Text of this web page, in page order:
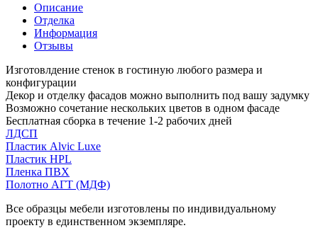
Описание
Отделка
Информация
Отзывы
Изготовлдение стенок в гостиную любого размера и
конфигурации
Декор и отделку фасадов можно выполнить под вашу задумку
Возможно сочетание нескольких цветов в одном фасаде
Бесплатная сборка в течение 1-2 рабочих дней
ЛДСП
Пластик Alvic Luxe
Пластик HPL
Пленка ПВХ
Полотно АГТ (МДФ)
Все образцы мебели изготовлены по индивидуальному
проекту в единственном экземпляре.